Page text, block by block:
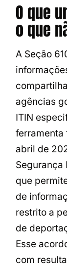
O que
o que
A Seção
agências
ITIN
ferramenta
abril de
Segurança
que
de
restrito a
de
Esse
com